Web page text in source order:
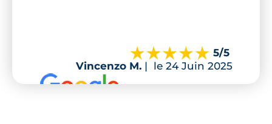
5/5
Vincenzo M. | le 24 Juin 2025